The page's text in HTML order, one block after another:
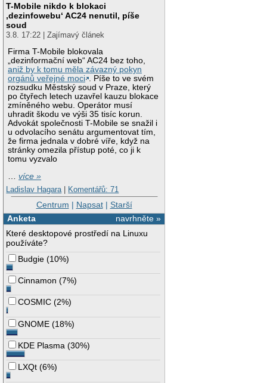
T-Mobile nikdo k blokaci
‚dezinfowebu‘ AC24 nenutil, píše
soud
3.8. 17:22 | Zajímavý článek
Firma T-Mobile blokovala
„dezinformační web“ AC24 bez toho,
aniž by k tomu měla závazný pokyn
orgánů veřejné moci . Píše to ve svém
rozsudku Městský soud v Praze, který
po čtyřech letech uzavřel kauzu blokace
zmíněného webu. Operátor musí
uhradit škodu ve výši 35 tisíc korun.
Advokát společnosti T-Mobile se snažil i
u odvolacího senátu argumentovat tím,
že firma jednala v dobré víře, když na
stránky omezila přístup poté, co ji k
tomu vyzvalo
…více »
Ladislav Hagara | Komentářů: 71
Centrum | Napsat| Starší
navrhněte »
Anketa
Které desktopové prostředí na Linuxu
používáte?
Budgie (10%)
Cinnamon (7%)
COSMIC (2%)
GNOME (18%)
KDE Plasma (30%)
LXQt (6%)